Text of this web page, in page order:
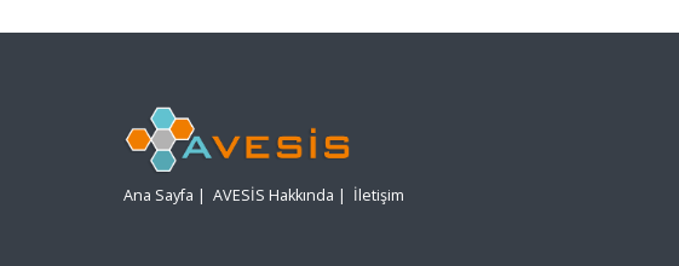
Ana Sayfa | AVESİS Hakkında | İletişim